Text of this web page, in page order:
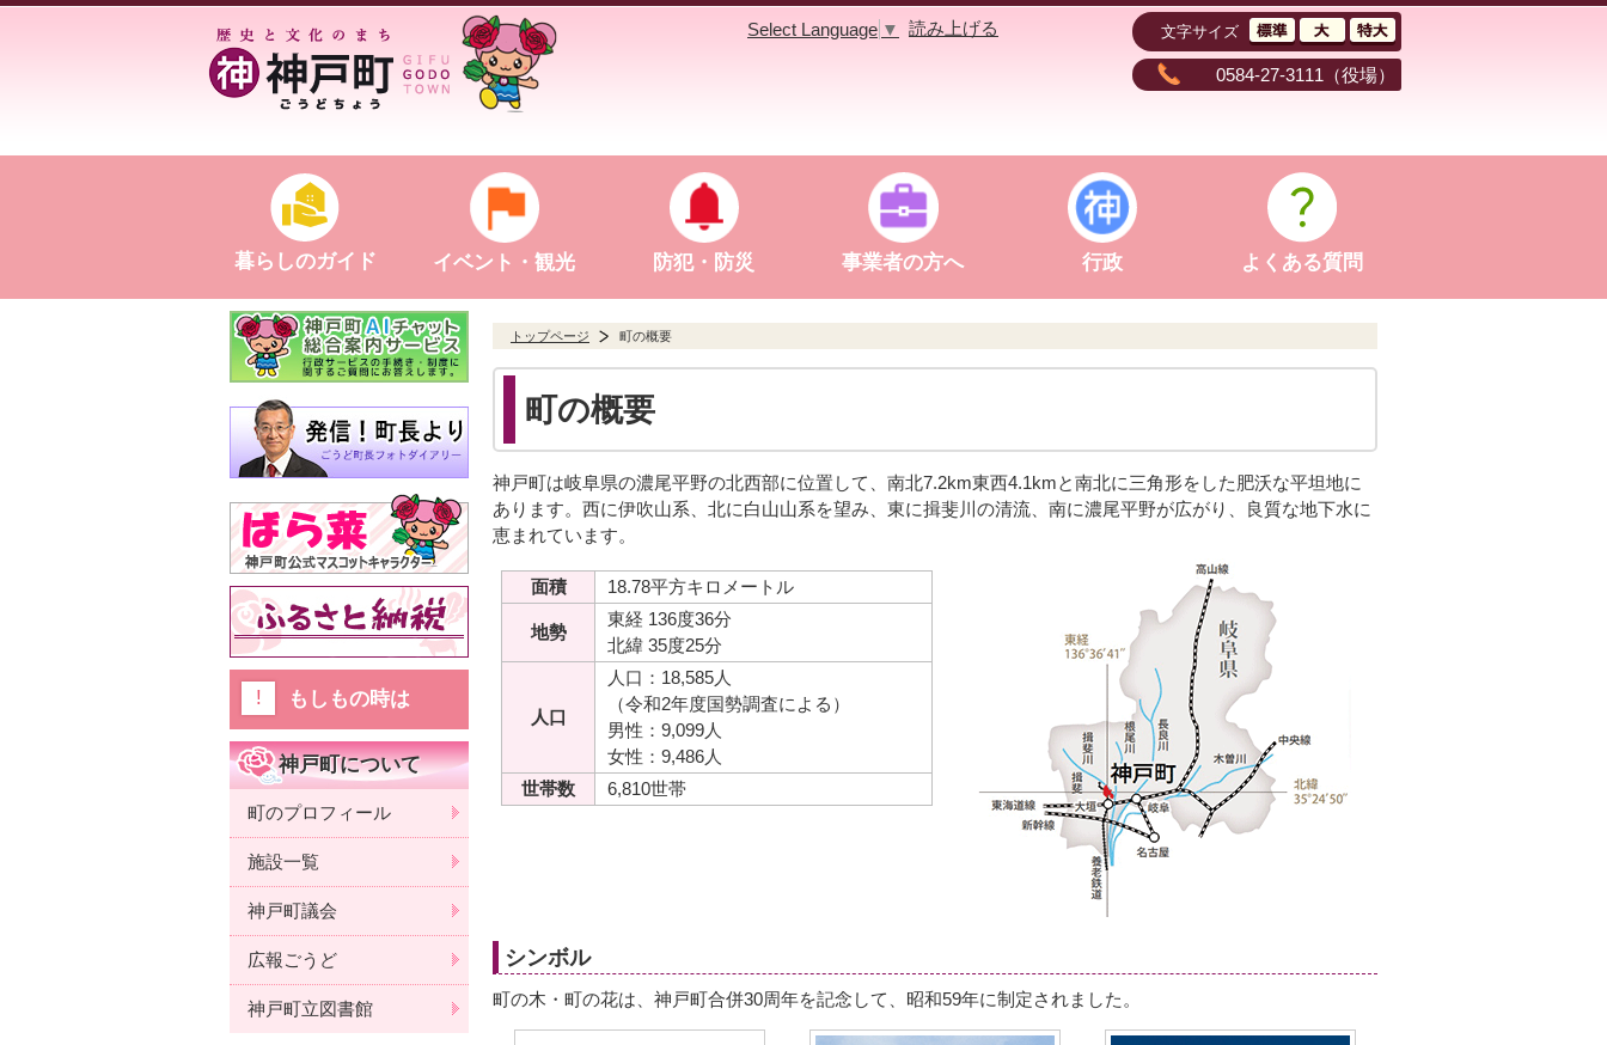
Select Language ▼ 読み上げる 文字サイズ
0584-27-3111 （役場）
暮らしのガイド イベント・観光 防犯・防災 事業者の方へ 行政 よくある質問
トップページ 町の概要
町の概要
神戸町は岐阜県の濃尾平野の北西部に位置して、南北7.2km東西4.1kmと南北に三角形をした肥沃な平坦地に
あります。西に伊吹山系、北に白山山系を望み、東に揖斐川の清流、南に濃尾平野が広がり、良質な地下水に
恵まれています。
面積 18.78平方キロメートル
地勢
東経 136度36分
北緯 35度25分
人口
人口：18,585人
（令和2年度国勢調査による）
男性：9,099人
女性：9,486人
世帯数
6,810世帯
シンボル
町の木・町の花は、神戸町合併30周年を記念して、昭和59年に制定されました。
もしもの時は
神戸町について
町のプロフィール
施設一覧
神戸町議会
広報ごうど
神戸町立図書館